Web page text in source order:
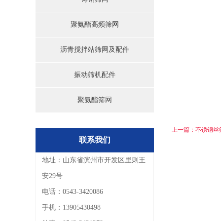
聚氨酯高频筛网
沥青搅拌站筛网及配件
振动筛机配件
聚氨酯筛网
联系我们
地址：山东省滨州市开发区里则王
安29号
电话：0543-3420086
手机：13905430498
上一篇：不锈钢丝